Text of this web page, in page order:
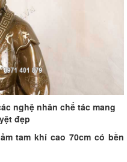
nghệ nhân chế tác mang
đẹp
tam khí cao 70cm có bền